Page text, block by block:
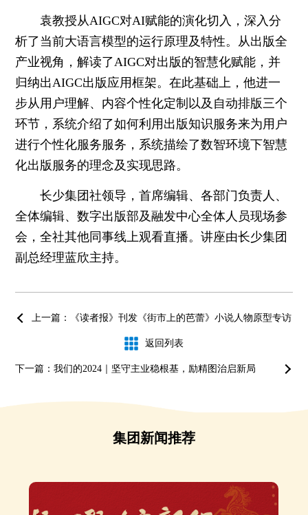
袁教授从AIGC对AI赋能的演化切入，深入分
析了当前大语言模型的运行原理及特性。从出版全
产业视角，解读了AIGC对出版的智慧化赋能，并
归纳出AIGC出版应用框架。在此基础上，他进一
步从用户理解、内容个性化定制以及自动排版三个
环节，系统介绍了如何利用出版知识服务来为用户
进行个性化服务服务，系统描绘了数智环境下智慧
化出版服务的理念及实现思路。
长少集团社领导，首席编辑、各部门负责人、
全体编辑、数字出版部及融发中心全体人员现场参
会，全社其他同事线上观看直播。讲座由长少集团
副总经理蓝欣主持。
上一篇：《读者报》刊发《街市上的芭蕾》小说人物原型专访
返回列表
下一篇：我们的2024｜坚守主业稳根基，励精图治启新局
集团新闻推荐